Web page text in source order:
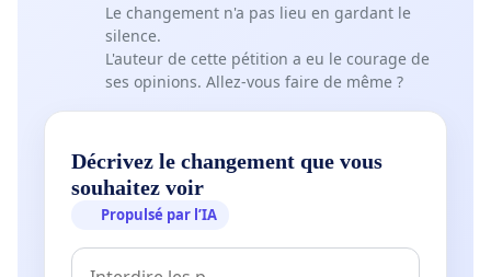
Le changement n'a pas lieu en gardant le
silence.
L'auteur de cette pétition a eu le courage de
ses opinions. Allez-vous faire de même ?
Décrivez le changement que vous
souhaitez voir
Propulsé par l’IA